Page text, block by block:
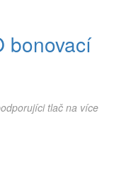
bonovací
tlač na více